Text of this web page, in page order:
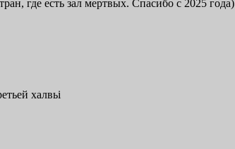
где есть зал мертвых. Спасибо с 2025 года)
халвьі